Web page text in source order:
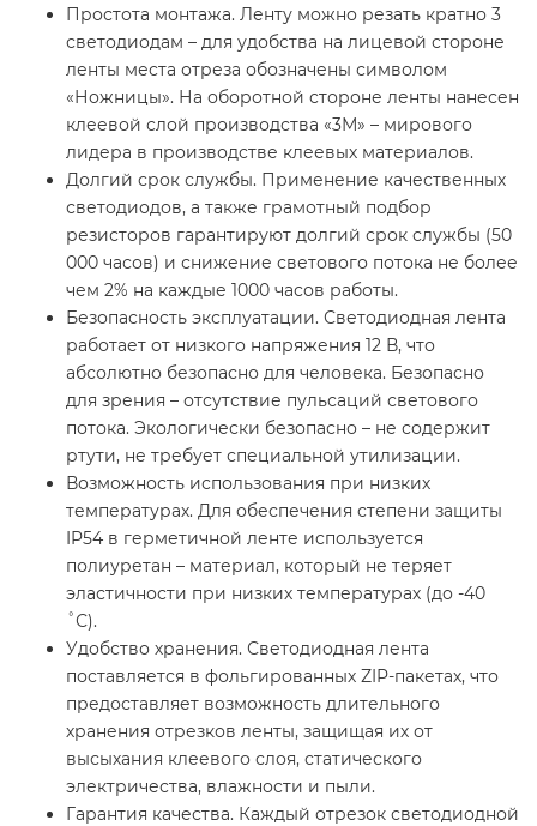
Простота монтажа. Ленту можно резать кратно 3
светодиодам – для удобства на лицевой стороне
ленты места отреза обозначены символом
«Ножницы». На оборотной стороне ленты нанесен
клеевой слой производства «3М» – мирового
лидера в производстве клеевых материалов.
Долгий срок службы. Применение качественных
светодиодов, а также грамотный подбор
резисторов гарантируют долгий срок службы (50
000 часов) и снижение светового потока не более
чем 2% на каждые 1000 часов работы.
Безопасность эксплуатации. Светодиодная лента
работает от низкого напряжения 12 В, что
абсолютно безопасно для человека. Безопасно
для зрения – отсутствие пульсаций светового
потока. Экологически безопасно – не содержит
ртути, не требует специальной утилизации.
Возможность использования при низких
температурах. Для обеспечения степени защиты
IP54 в герметичной ленте используется
полиуретан – материал, который не теряет
эластичности при низких температурах (до -40
˚С).
Удобство хранения. Светодиодная лента
поставляется в фольгированных ZIP-пакетах, что
предоставляет возможность длительного
хранения отрезков ленты, защищая их от
высыхания клеевого слоя, статического
электричества, влажности и пыли.
Гарантия качества. Каждый отрезок светодиодной